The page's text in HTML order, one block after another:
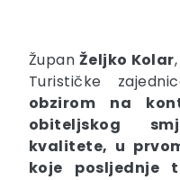
ŽupanŽeljko Kolar
Turističke
obzirom na
obiteljskog
kvalitete, u
koje posljednje